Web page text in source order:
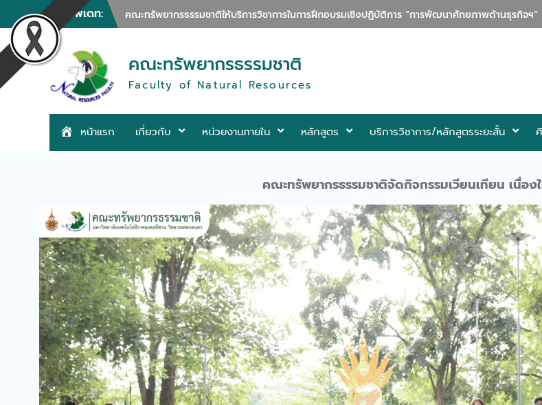
content
ข่าวอัพเดท:
คณะทรัพยากรธรรมชาติจัดกิจกรรมทำบุญตักบาตรเนื่องในศุภมงคลสมัยขึ้นปีใหม่
คณะทรัพยากรธรรมชาติร่วมดำเนินการจัดฝึกอบรมหลักสูตรการนวดตอกเส้นเพื่อสุขภาพ 30 ชั่วโมง
คณะทรัพยากรธรรมชาติให้การต้อนรับคณะดูงานจากบริษัท เอ็นแอลพีเอส จำกัด
คณะทรัพยากรธรรมชาติจัดกิจกรรมบริการวิชาการห้องเรียนในรั้วมหาลัย
คณะทรัพยากรธรรมชาติให้การต้อนรับสำนักงานพลังงานจังหวัดสกลนคร
คณะทรัพยากรธรรมชาติออกให้บริการวิชาการกิจกรรมการใช้กล้องจุลทรรศน์”เจาะโลกใบเล็ก”
คณะทรัพยากรธรรมชาติจัดกิจกรรมบริการวิชาการ Bootcamp: MED-SCI-AGRO-TECH- Camp
คณะทรัพยากรธรรมชาติให้การต้อนรับทีมตรวจประเมินจากสำนักงานสาธารณสุขจังหวัดสกลนคร
คณะทรัพยากรธรรมชาติจัดอบรมการให้ความรู้และเขียนรายงานการประกันคุณภาพการศึกษา ระดับหลั
คณะทรัพยากรธรรมชาติร่วมอบรมเชิงปฏิบัติการ เรื่อง “ระบบการจัดเก็บสารเคมีและการจัดเก็บของเสีย”
คณะทรัพยากรธรรมชาติจัดกิจกรรมบริการวิชาการ Bootcamp: MED-SCI-AGRO-TECH- Camp I
คณะทรัพยากรธรรมชาติจัดโครงการอบรมความรู้ “กิจกรรมขับขี่ปลอดภัย”
คณะทรัพยากรธรรมชาติร่วมดำเนินการจัดการบรรยายพิเศษหัวข้อ“รู้ให้ทัน ป้องกันโรค FMD”
คณะทรัพยากรธรรมชาติออกให้บริการวิชาการในงานรวมน้ำใจไทสกล (งานกาชาด) ประจำปี 2569
คณะทรัพยากรธรรมชาติให้บริการวิชาการในการฝึกอบรมเชิงปฏิบัติการ “การพัฒนาศักยภาพด้านธุรกิจฯ”
คณะทรัพยากรธรรมชาติ
Faculty of Natural Resources
หน้าแรก เกี่ยวกับ หน่วยงานภายใน หลักสูตร บริการวิชาการ/หลักสูตรระยะสั้น
คณะทรัพยากรธรรมชาติจัดกิจกรรมเวียนเทียน เนื่อง